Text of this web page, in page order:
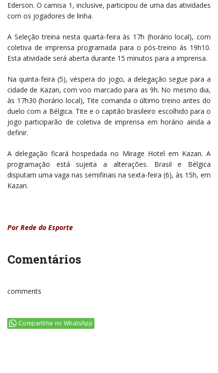
Ederson. O camisa 1, inclusive, participou de uma das atividades
com os jogadores de linha.
A Seleção treina nesta quarta-feira às 17h (horário local), com
coletiva de imprensa programada para o pós-treino às 19h10.
Esta atividade será aberta durante 15 minutos para a imprensa.
Na quinta-feira (5), véspera do jogo, a delegação segue para a
cidade de Kazan, com voo marcado para as 9h. No mesmo dia,
às 17h30 (horário local), Tite comanda o último treino antes do
duelo com a Bélgica. Tite e o capitão brasileiro escolhido para o
jogo participarão de coletiva de imprensa em horário ainda a
definir.
A delegação ficará hospedada no Mirage Hotel em Kazan. A
programação está sujeita a alterações. Brasil e Bélgica
disputam uma vaga nas semifinais na sexta-feira (6), às 15h, em
Kazan.
Por Rede do Esporte
Comentários
comments
Compartilhe no WhatsApp